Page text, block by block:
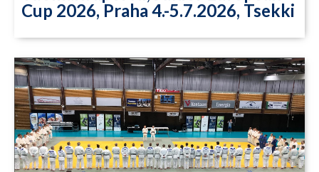
Cup 2026, Praha 4.-5.7.2026, Tsekki